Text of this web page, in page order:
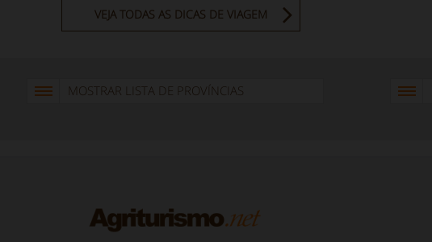
VEJA TODAS AS DICAS DE VIAGEM
MOSTRAR LISTA DE PROVÍNCIAS